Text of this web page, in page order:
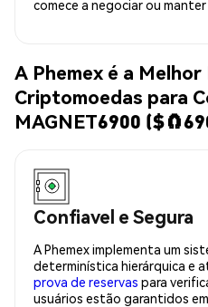
comece a negociar ou manter
A Phemex é a Melhor
Criptomoedas para
MAGNET6900
Confiavel e Segura
A Phemex implementa um
determinística hierárquica e
prova de reservas para
usuários estão garantidos